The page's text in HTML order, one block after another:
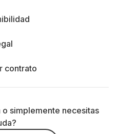
contrato
simplemente necesitas